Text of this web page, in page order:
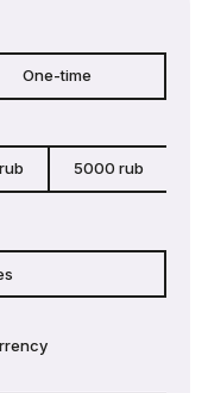
One-time
5000 rub